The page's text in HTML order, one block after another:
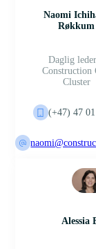
Naomi
Røkkum
Daglig
Construction
Cluster
(+47) 47
Alessia